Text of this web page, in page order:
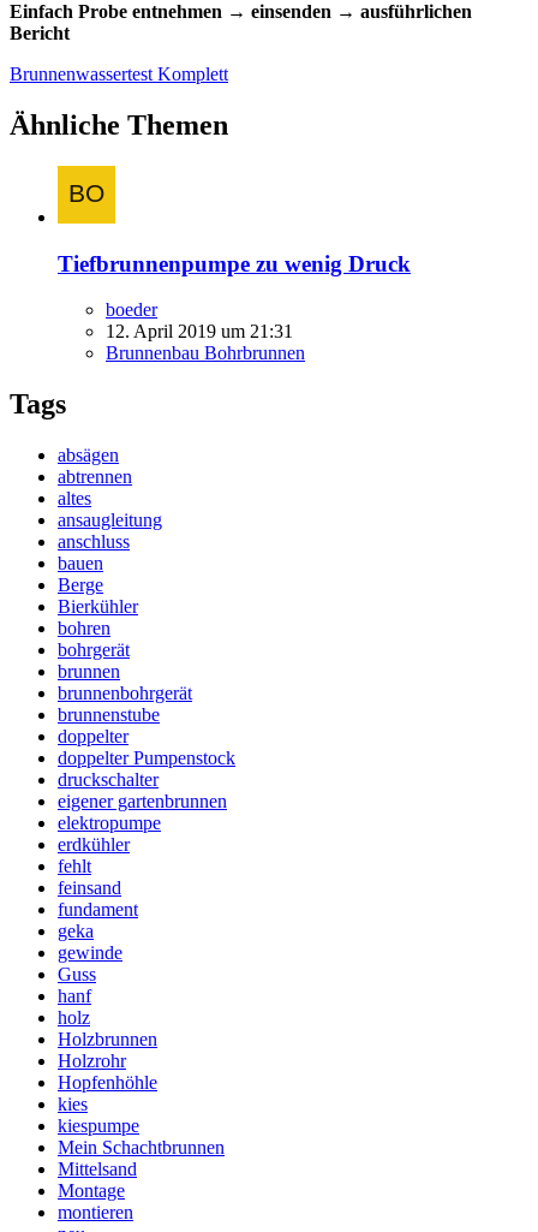
Einfach Probe entnehmen → einsenden → ausführlichen
Bericht
Brunnenwassertest Komplett
Ähnliche Themen
Tiefbrunnenpumpe zu wenig Druck
boeder
12. April 2019 um 21:31
Brunnenbau Bohrbrunnen
Tags
absägen
abtrennen
altes
ansaugleitung
anschluss
bauen
Berge
Bierkühler
bohren
bohrgerät
brunnen
brunnenbohrgerät
brunnenstube
doppelter
doppelter Pumpenstock
druckschalter
eigener gartenbrunnen
elektropumpe
erdkühler
fehlt
feinsand
fundament
geka
gewinde
Guss
hanf
holz
Holzbrunnen
Holzrohr
Hopfenhöhle
kies
kiespumpe
Mein Schachtbrunnen
Mittelsand
Montage
montieren